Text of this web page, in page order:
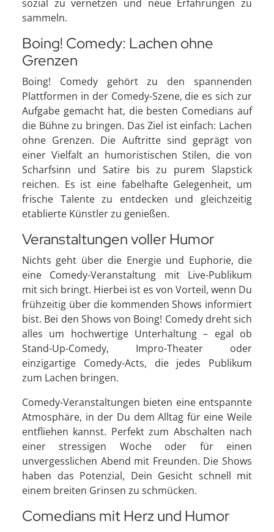
sozial zu vernetzen und neue Erfahrungen zu
sammeln.
Boing! Comedy: Lachen ohne
Grenzen
Boing! Comedy gehört zu den spannenden
Plattformen in der Comedy-Szene, die es sich zur
Aufgabe gemacht hat, die besten Comedians auf
die Bühne zu bringen. Das Ziel ist einfach: Lachen
ohne Grenzen. Die Auftritte sind geprägt von
einer Vielfalt an humoristischen Stilen, die von
Scharfsinn und Satire bis zu purem Slapstick
reichen. Es ist eine fabelhafte Gelegenheit, um
frische Talente zu entdecken und gleichzeitig
etablierte Künstler zu genießen.
Veranstaltungen voller Humor
Nichts geht über die Energie und Euphorie, die
eine Comedy-Veranstaltung mit Live-Publikum
mit sich bringt. Hierbei ist es von Vorteil, wenn Du
frühzeitig über die kommenden Shows informiert
bist. Bei den Shows von Boing! Comedy dreht sich
alles um hochwertige Unterhaltung – egal ob
Stand-Up-Comedy, Impro-Theater oder
einzigartige Comedy-Acts, die jedes Publikum
zum Lachen bringen.
Comedy-Veranstaltungen bieten eine entspannte
Atmosphäre, in der Du dem Alltag für eine Weile
entfliehen kannst. Perfekt zum Abschalten nach
einer stressigen Woche oder für einen
unvergesslichen Abend mit Freunden. Die Shows
haben das Potenzial, Dein Gesicht schnell mit
einem breiten Grinsen zu schmücken.
Comedians mit Herz und Humor